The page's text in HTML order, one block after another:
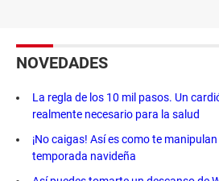
NOVEDADES
La regla de los 10 mil pasos. Un
realmente necesario para la salud
¡No caigas! Así es como te
temporada navideña